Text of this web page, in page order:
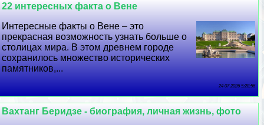
22 интересных факта о Вене
Интересные факты о Вене – это
прекрасная возможность узнать больше о
столицах мира. В этом древнем городе
сохранилось множество исторических
памятников,...
24 07 2026 5:28:56
Вахтанг Беридзе - биография, личная жизнь, фото